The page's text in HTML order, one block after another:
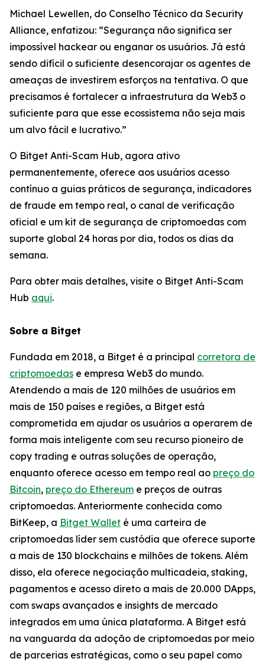
Michael Lewellen, do Conselho Técnico da Security
Alliance, enfatizou: “Segurança não significa ser
impossível hackear ou enganar os usuários. Já está
sendo difícil o suficiente desencorajar os agentes de
ameaças de investirem esforços na tentativa. O que
precisamos é fortalecer a infraestrutura da Web3 o
suficiente para que esse ecossistema não seja mais
um alvo fácil e lucrativo.”
O Bitget Anti-Scam Hub, agora ativo
permanentemente, oferece aos usuários acesso
contínuo a guias práticos de segurança, indicadores
de fraude em tempo real, o canal de verificação
oficial e um kit de segurança de criptomoedas com
suporte global 24 horas por dia, todos os dias da
semana.
Para obter mais detalhes, visite o Bitget Anti-Scam
Hub aqui.
Sobre a Bitget
Fundada em 2018, a Bitget é a principal corretora de
criptomoedas e empresa Web3 do mundo.
Atendendo a mais de 120 milhões de usuários em
mais de 150 países e regiões, a Bitget está
comprometida em ajudar os usuários a operarem de
forma mais inteligente com seu recurso pioneiro de
copy trading e outras soluções de operação,
enquanto oferece acesso em tempo real ao preço do
Bitcoin, preço do Ethereum e preços de outras
criptomoedas. Anteriormente conhecida como
BitKeep, a Bitget Wallet é uma carteira de
criptomoedas líder sem custódia que oferece suporte
a mais de 130 blockchains e milhões de tokens. Além
disso, ela oferece negociação multicadeia, staking,
pagamentos e acesso direto a mais de 20.000 DApps,
com swaps avançados e insights de mercado
integrados em uma única plataforma. A Bitget está
na vanguarda da adoção de criptomoedas por meio
de parcerias estratégicas, como o seu papel como